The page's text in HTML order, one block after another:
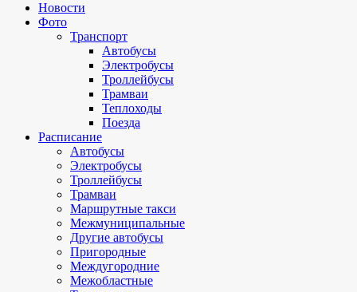
Новости
Фото
Транспорт
Автобусы
Электробусы
Троллейбусы
Трамваи
Теплоходы
Поезда
Расписание
Автобусы
Электробусы
Троллейбусы
Трамваи
Маршрутные такси
Межмуниципальные
Другие автобусы
Пригородные
Междугородние
Межобластные